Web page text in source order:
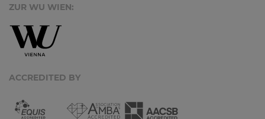
ZUR WU WIEN:
ACCREDITED BY